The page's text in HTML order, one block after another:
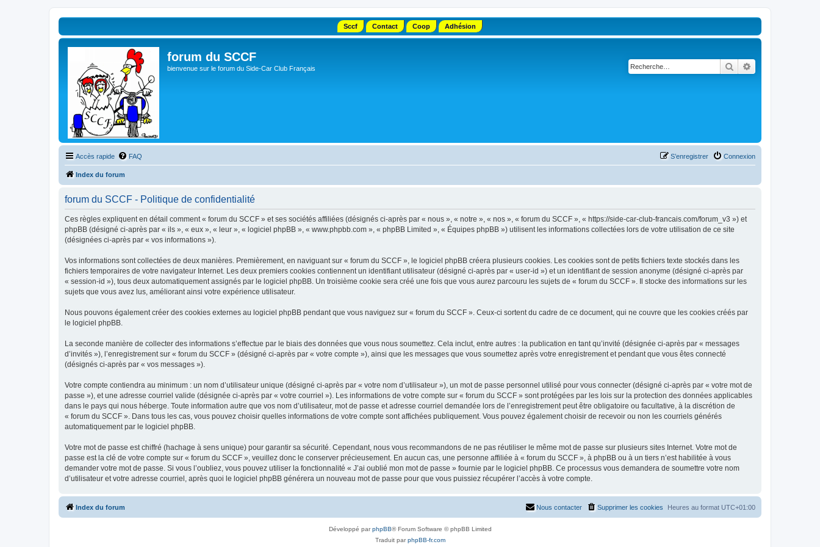
Sccf Contact Coop Adhésion
forum du SCCF
bienvenue sur le forum du Side-Car Club Français Rechercher
Accès rapide FAQ Connexion
S’enregistrer
Index du forum
forum du SCCF - Politique de confidentialité
Ces règles expliquent en détail comment « forum du SCCF » et ses sociétés affiliées (désignés ci-après par « nous », « notre », « nos », « forum du SCCF », « https://side-car-club-francais.com/forum_v3 ») et
phpBB (désigné ci-après par « ils », « eux », « leur », « logiciel phpBB », « www.phpbb.com », « phpBB Limited », « Équipes phpBB ») utilisent les informations collectées lors de votre utilisation de ce site
(désignées ci-après par « vos informations »).
Vos informations sont collectées de deux manières. Premièrement, en naviguant sur « forum du SCCF », le logiciel phpBB créera plusieurs cookies. Les cookies sont de petits fichiers texte stockés dans les
fichiers temporaires de votre navigateur Internet. Les deux premiers cookies contiennent un identifiant utilisateur (désigné ci-après par « user-id ») et un identifiant de session anonyme (désigné ci-après par
« session-id »), tous deux automatiquement assignés par le logiciel phpBB. Un troisième cookie sera créé une fois que vous aurez parcouru les sujets de « forum du SCCF ». Il stocke des informations sur les
sujets que vous avez lus, améliorant ainsi votre expérience utilisateur.
Nous pouvons également créer des cookies externes au logiciel phpBB pendant que vous naviguez sur « forum du SCCF ». Ceux-ci sortent du cadre de ce document, qui ne couvre que les cookies créés par
le logiciel phpBB.
La seconde manière de collecter des informations s’effectue par le biais des données que vous nous soumettez. Cela inclut, entre autres : la publication en tant qu’invité (désignée ci-après par « messages
d’invités »), l’enregistrement sur « forum du SCCF » (désigné ci-après par « votre compte »), ainsi que les messages que vous soumettez après votre enregistrement et pendant que vous êtes connecté
(désignés ci-après par « vos messages »).
Votre compte contiendra au minimum : un nom d’utilisateur unique (désigné ci-après par « votre nom d’utilisateur »), un mot de passe personnel utilisé pour vous connecter (désigné ci-après par « votre mot de
passe »), et une adresse courriel valide (désignée ci-après par « votre courriel »). Les informations de votre compte sur « forum du SCCF » sont protégées par les lois sur la protection des données applicables
dans le pays qui nous héberge. Toute information autre que vos nom d’utilisateur, mot de passe et adresse courriel demandée lors de l’enregistrement peut être obligatoire ou facultative, à la discrétion de
« forum du SCCF ». Dans tous les cas, vous pouvez choisir quelles informations de votre compte sont affichées publiquement. Vous pouvez également choisir de recevoir ou non les courriels générés
automatiquement par le logiciel phpBB.
Votre mot de passe est chiffré (hachage à sens unique) pour garantir sa sécurité. Cependant, nous vous recommandons de ne pas réutiliser le même mot de passe sur plusieurs sites Internet. Votre mot de
passe est la clé de votre compte sur « forum du SCCF », veuillez donc le conserver précieusement. En aucun cas, une personne affiliée à « forum du SCCF », à phpBB ou à un tiers n’est habilitée à vous
demander votre mot de passe. Si vous l’oubliez, vous pouvez utiliser la fonctionnalité « J’ai oublié mon mot de passe » fournie par le logiciel phpBB. Ce processus vous demandera de soumettre votre nom
d’utilisateur et votre adresse courriel, après quoi le logiciel phpBB générera un nouveau mot de passe pour que vous puissiez récupérer l’accès à votre compte.
Index du forum Heures au format UTC+01:00
Supprimer les cookies
Nous contacter
Développé parphpBB® Forum Software © phpBB Limited
Traduit parphpBB-fr.com